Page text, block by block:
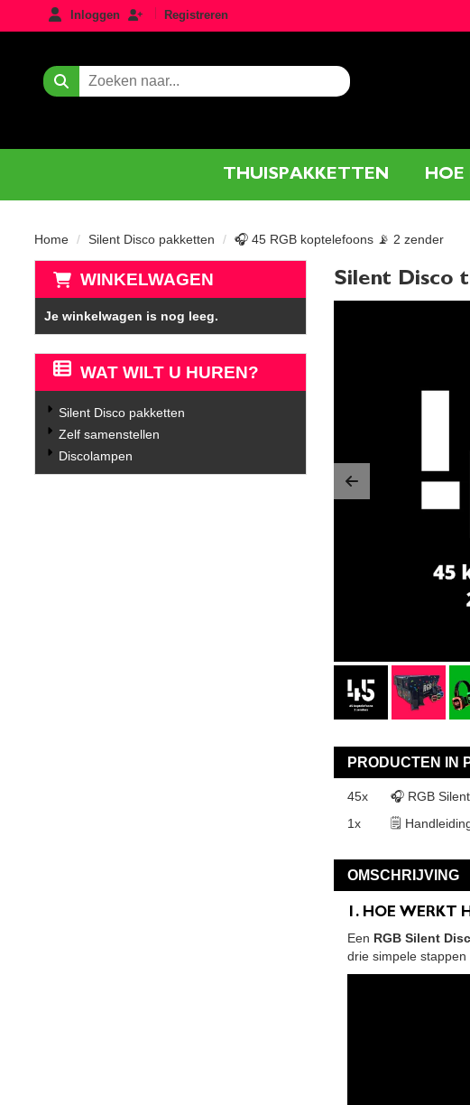
login
Inloggen registreren
Registreren
Zoeken
THUISPAKKETTEN
Home Silent Disco pakketten 🎧 45 RGB koptelefoons 📡 2 zender
WINKELWAGEN
Je winkelwagen is nog leeg.
WAT WILT U HUREN?
Silent Disco pakketten
Zelf samenstellen
Discolampen
Silent Disco
Previous
PRODUCTEN IN
45x 🎧 RGB
1x
🗒
OMSCHRIJVING
1. HOE WERKT
Een RGB Silent
drie simpele